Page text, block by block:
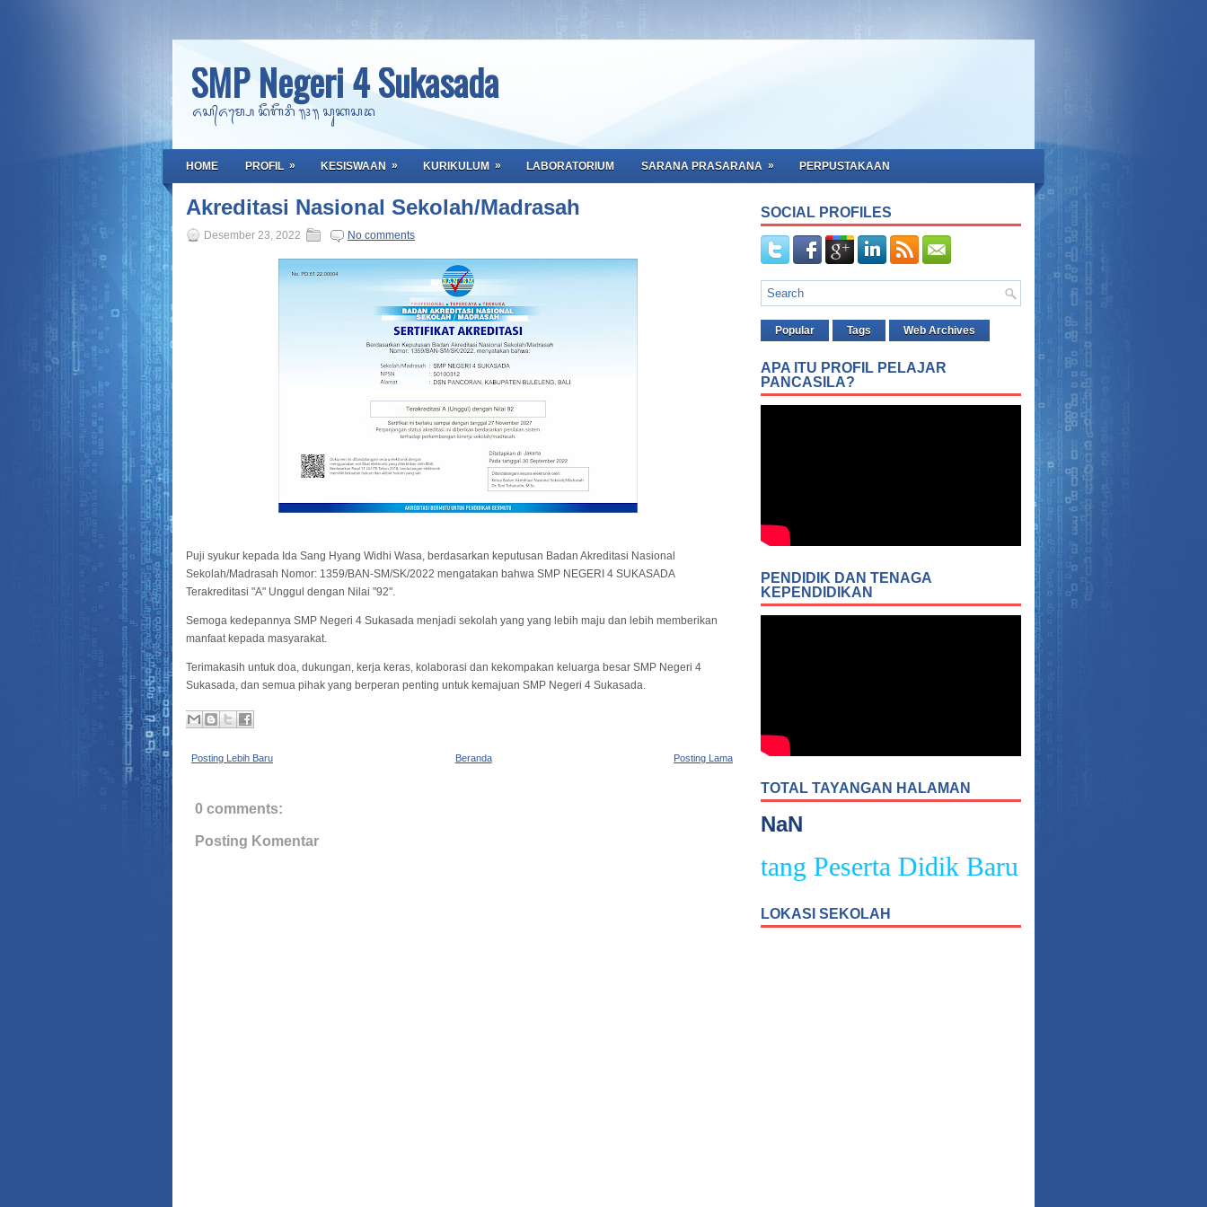
SMP Negeri 4 Sukasada
ᬏᬲ᭄ᬏᬫ᭄ᬧᬾ ᬦᭂᬕᭂᬭᬶ ᭟᭔᭟ ᬲᬸᬓᬲᬤ
HOME PROFIL » KESISWAAN » KURIKULUM » LABORATORIUM SARANA PRASARANA » PERPUSTAKAAN
Akreditasi Nasional Sekolah/Madrasah
Desember 23, 2022 No comments
Puji syukur kepada Ida Sang Hyang Widhi Wasa, berdasarkan keputusan Badan Akreditasi Nasional
Sekolah/Madrasah Nomor: 1359/BAN-SM/SK/2022 mengatakan bahwa SMP NEGERI 4 SUKASADA
Terakreditasi "A" Unggul dengan Nilai "92".
Semoga kedepannya SMP Negeri 4 Sukasada menjadi sekolah yang yang lebih maju dan lebih memberikan
manfaat kepada masyarakat.
Terimakasih untuk doa, dukungan, kerja keras, kolaborasi dan kekompakan keluarga besar SMP Negeri 4
Sukasada, dan semua pihak yang berperan penting untuk kemajuan SMP Negeri 4 Sukasada.
Posting Lebih Baru Posting Lama
Beranda
0 comments:
Posting Komentar
SOCIAL PROFILES
Popular Tags Web Archives
APA ITU PROFIL PELAJAR
PANCASILA?
PENDIDIK DAN TENAGA
KEPENDIDIKAN
TOTAL TAYANGAN HALAMAN
NaN
Selamat Datang Peserta Didik Baru SMPN 4 Sukasada
LOKASI SEKOLAH